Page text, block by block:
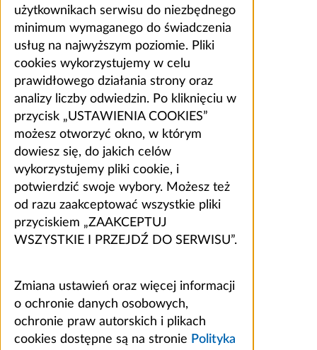
użytkownikach serwisu do niezbędnego
minimum wymaganego do świadczenia
usług na najwyższym poziomie. Pliki
cookies wykorzystujemy w celu
prawidłowego działania strony oraz
analizy liczby odwiedzin. Po kliknięciu w
przycisk „USTAWIENIA COOKIES”
możesz otworzyć okno, w którym
dowiesz się, do jakich celów
wykorzystujemy pliki cookie, i
potwierdzić swoje wybory. Możesz też
od razu zaakceptować wszystkie pliki
przyciskiem „ZAAKCEPTUJ
WSZYSTKIE I PRZEJDŹ DO SERWISU”.
Zmiana ustawień oraz więcej informacji
o ochronie danych osobowych,
ochronie praw autorskich i plikach
cookies dostępne są na stronie Polityka